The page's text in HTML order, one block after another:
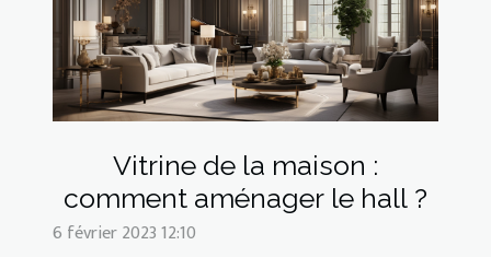
Vitrine de la maison :
comment aménager le hall ?
6 février 2023 12:10